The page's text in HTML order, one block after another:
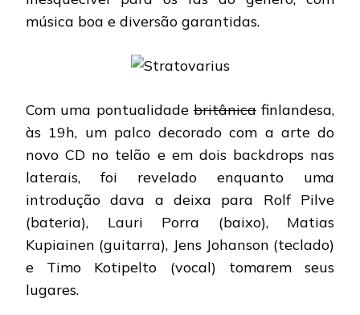
música boa e diversão garantidas.
Com uma pontualidadebritânicafinlandesa,
às 19h, um palco decorado com a arte do
novo CD no telão e em dois backdrops nas
laterais, foi revelado enquanto uma
introdução dava a deixa para Rolf Pilve
(bateria), Lauri Porra (baixo), Matias
Kupiainen (guitarra), Jens Johanson (teclado)
e Timo Kotipelto (vocal) tomarem seus
lugares.